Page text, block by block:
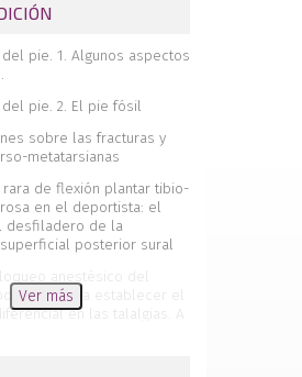
pie. 1. Algunos aspectos
pie. 2. El pie fósil
sobre las fracturas y
metatarsianas
rara de flexión plantar tibio-
en el deportista: el
desfiladero de la
posterior sural
anestésico del
para establecer el
en las talalgias. A
Ver más